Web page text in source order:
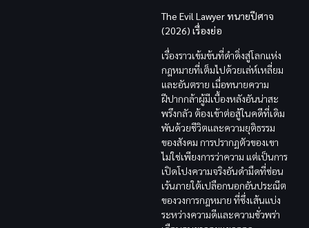
The Evil Lawyer ทนายปีศาจ
(2026) เรื่องย่อ
เรื่องราวเข้มข้นที่ดำดิ่งสู่โลกแห่ง
กฎหมายที่เต็มไปด้วยเล่ห์เหลี่ยม
และอันตราย เมื่อทนายความ
ฝีปากกล้าผู้มีเบื้องหลังอันน่าสะ
พรึงกลัว ต้องเข้าต่อสู้ในคดีที่เดิม
พันด้วยชีวิตและความยุติธรรม
ของสังคม การปรากฏตัวของเขา
ไม่ใช่เพียงการว่าความ แต่เป็นการ
เปิดโปงความจริงอันดำมืดที่ซ่อน
เร้นภายใต้เปลือกนอกอันประณีต
ของวงการกฎหมาย ที่ซึ่งเส้นแบ่ง
ระหว่างความดีและความชั่วพร่า